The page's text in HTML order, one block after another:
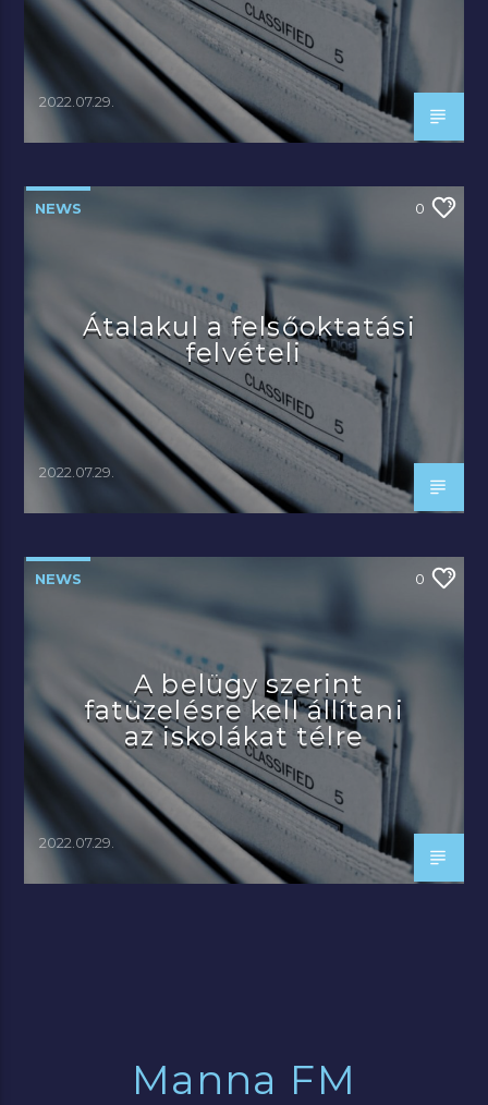
2022.07.29.
NEWS 0
Átalakul a felsőoktatási
felvételi
2022.07.29.
NEWS 0
A belügy szerint
fatüzelésre kell állítani
az iskolákat télre
2022.07.29.
Manna FM